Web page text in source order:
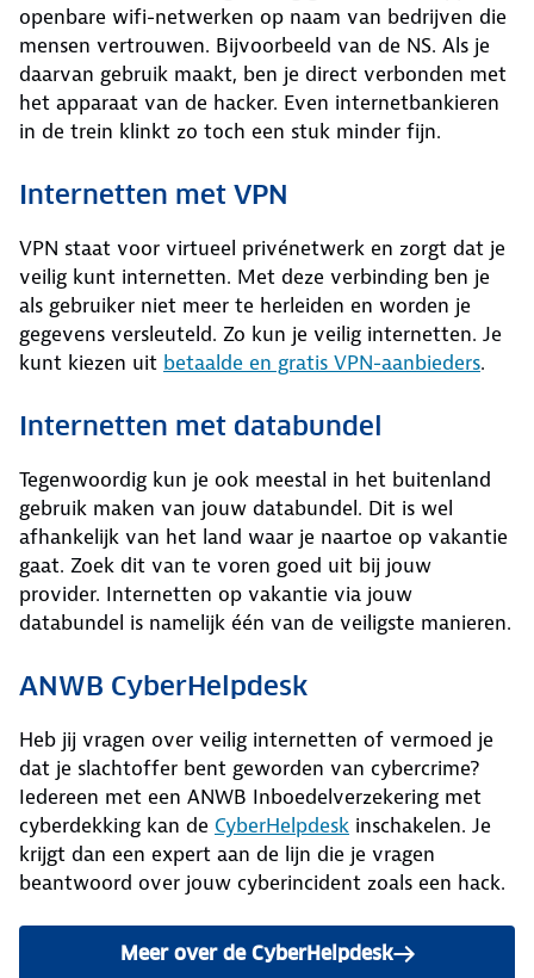
openbare wifi-netwerken op naam van bedrijven die
mensen vertrouwen. Bijvoorbeeld van de NS. Als je
daarvan gebruik maakt, ben je direct verbonden met
het apparaat van de hacker. Even internetbankieren
in de trein klinkt zo toch een stuk minder fijn.
Internetten met VPN
VPN staat voor virtueel privénetwerk en zorgt dat je
veilig kunt internetten. Met deze verbinding ben je
als gebruiker niet meer te herleiden en worden je
gegevens versleuteld. Zo kun je veilig internetten. Je
kunt kiezen uit betaalde en gratis VPN-aanbieders.
Internetten met databundel
Tegenwoordig kun je ook meestal in het buitenland
gebruik maken van jouw databundel. Dit is wel
afhankelijk van het land waar je naartoe op vakantie
gaat. Zoek dit van te voren goed uit bij jouw
provider. Internetten op vakantie via jouw
databundel is namelijk één van de veiligste manieren.
ANWB CyberHelpdesk
Heb jij vragen over veilig internetten of vermoed je
dat je slachtoffer bent geworden van cybercrime?
Iedereen met een ANWB Inboedelverzekering met
cyberdekking kan de CyberHelpdesk inschakelen. Je
krijgt dan een expert aan de lijn die je vragen
beantwoord over jouw cyberincident zoals een hack.
Meer over de CyberHelpdesk